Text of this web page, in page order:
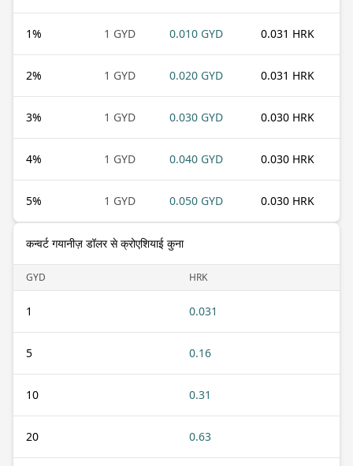
1% 1 GYD 0.010 GYD 0.031 HRK
2% 1 GYD 0.020 GYD 0.031 HRK
3% 1 GYD 0.030 GYD 0.030 HRK
4% 1 GYD 0.040 GYD 0.030 HRK
5% 1 GYD 0.050 GYD 0.030 HRK
कन्वर्ट गयानीज़ डॉलर से क्रोएशियाई कुना
GYD HRK
1 0.031
5 0.16
10 0.31
20 0.63